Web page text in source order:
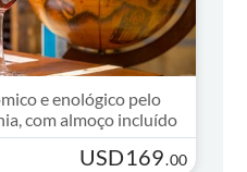
e enológico pelo
com almoço incluído
USD169.00